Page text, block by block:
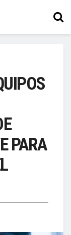
PARA